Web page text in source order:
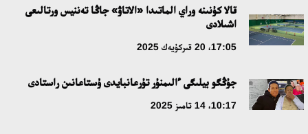
ۇلتتىق ءارحيۆتىڭ اشىلعانىنا 20 جىل: نەگىزگى جەتىستىكتەرى مەن
دامۋ باعىتى
مەملەكەت باسشىسى كوبەيتۇز كولىنىڭ جاي-كۇيىنە نازار اۋداردى
قالا كۇنىنە وراي الماتىدا «الاتاۋ» جاڭا تەننيس ورتالىعى
اشىلادى
17:05، 20 قىركۇيەك 2025
جۇڭگو بيلىگى ءالىمنۇر تۇرعانبايدى ۇستاعانىن راستادى
10:17، 14 تامىز 2025